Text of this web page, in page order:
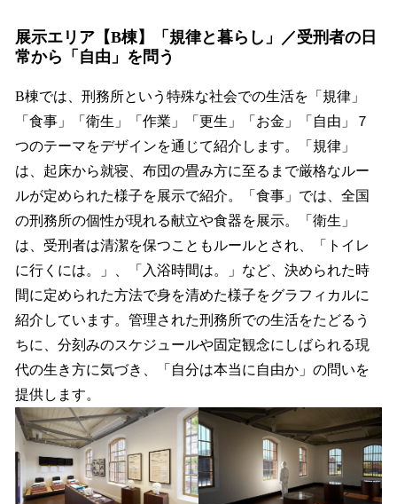
展示エリア【B棟】「規律と暮らし」／受刑者の日
常から「自由」を問う
B棟では、刑務所という特殊な社会での生活を「規律」
「食事」「衛生」「作業」「更生」「お金」「自由」７
つのテーマをデザインを通じて紹介します。「規律」
は、起床から就寝、布団の畳み方に至るまで厳格なルー
ルが定められた様子を展示で紹介。「食事」では、全国
の刑務所の個性が現れる献立や食器を展示。「衛生」
は、受刑者は清潔を保つこともルールとされ、「トイレ
に行くには。」、「入浴時間は。」など、決められた時
間に定められた方法で身を清めた様子をグラフィカルに
紹介しています。管理された刑務所での生活をたどるう
ちに、分刻みのスケジュールや固定観念にしばられる現
代の生き方に気づき、「自分は本当に自由か」の問いを
提供します。